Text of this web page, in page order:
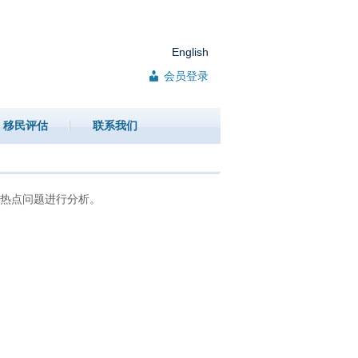
English
会员登录
移民评估 联系我们
点问题进行分析。